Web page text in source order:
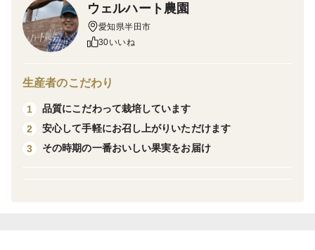
お使いください。
栽培期間中、農薬など不使用ですので、少し傷などがあ
大きさ不揃いです。
予めご了承のうえ、ご注文下さい。
ウェルハート農園
愛知県半田市
30いいね
生産者のこだわり
1
品質にこだわって栽培しています
2
安心して手軽にお召し上がりいただけます
3
その時期の一番おいしい果実をお届け